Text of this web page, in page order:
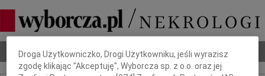
Nekrologi Odeszli Poradnik pogrzebowy
Dbamy o Twoją prywatność
Droga Użytkowniczko, Drogi Użytkowniku, jeśli wyrazisz
zgodę klikając "Akceptuję", Wyborcza sp. z o.o. oraz jej